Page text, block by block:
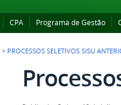
CPA Programa de Gestão
> PROCESSOS SELETIVOS SISU